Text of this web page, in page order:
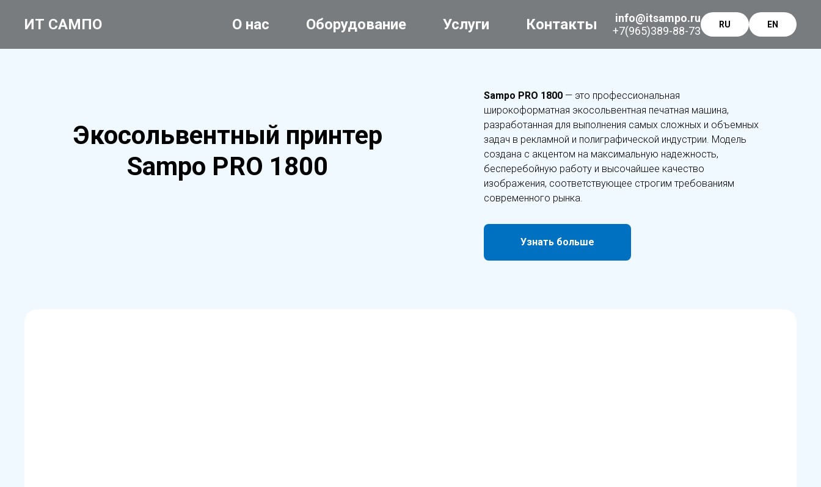
ИТ САМПО О нас Оборудование Услуги Контакты
info@itsampo.ru
+7(965)389-88-73
RU EN
Экосольвентный принтер
Sampo PRO 1800
Sampo PRO 1800 — это профессиональная
широкоформатная экосольвентная печатная машина,
разработанная для выполнения самых сложных и объемных
задач в рекламной и полиграфической индустрии. Модель
создана с акцентом на максимальную надежность,
бесперебойную работу и высочайшее качество
изображения, соответствующее строгим требованиям
современного рынка.
Узнать больше